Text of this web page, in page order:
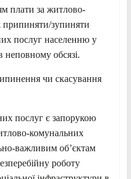
плати за житлово-
припиняти/зупиняти
послуг населенню у
неповному обсязі.
чи скасування
послуг є запорукою
комунальних
важливим обʼєктам
роботу